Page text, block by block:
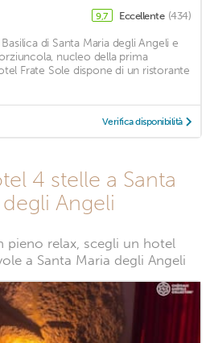
9,7 Eccellente (434)
di Santa Maria degli Angeli e
nucleo della prima
Frate Sole dispone di un ristorante
Verifica disponibilità
4 stelle a Santa
Angeli
pieno relax, scegli un hotel
a Santa Maria degli Angeli